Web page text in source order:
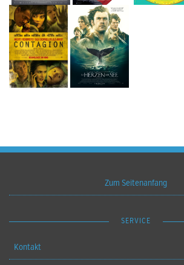
Zum Seitenanfang
SERVICE
Kontakt